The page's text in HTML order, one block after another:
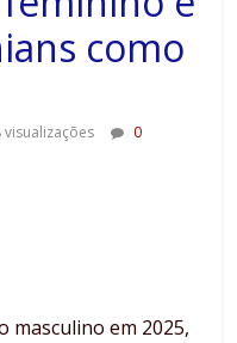
como
visualizações
0
masculino em 2025,